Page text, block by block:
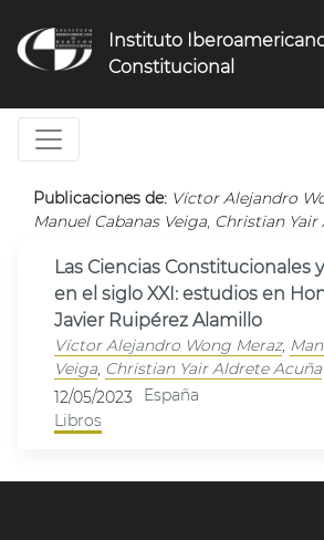
navigation
Instituto
Constitucional
Publicaciones de: Víctor Alejandro
Manuel Cabanas Veiga, Christian
Las Ciencias Constitucionales
en el siglo XXI: estudios en
Javier Ruipérez Alamillo
Víctor Alejandro Wong Meraz,
Veiga, Christian Yair Aldrete Acuña
12/05/2023
España
Libros